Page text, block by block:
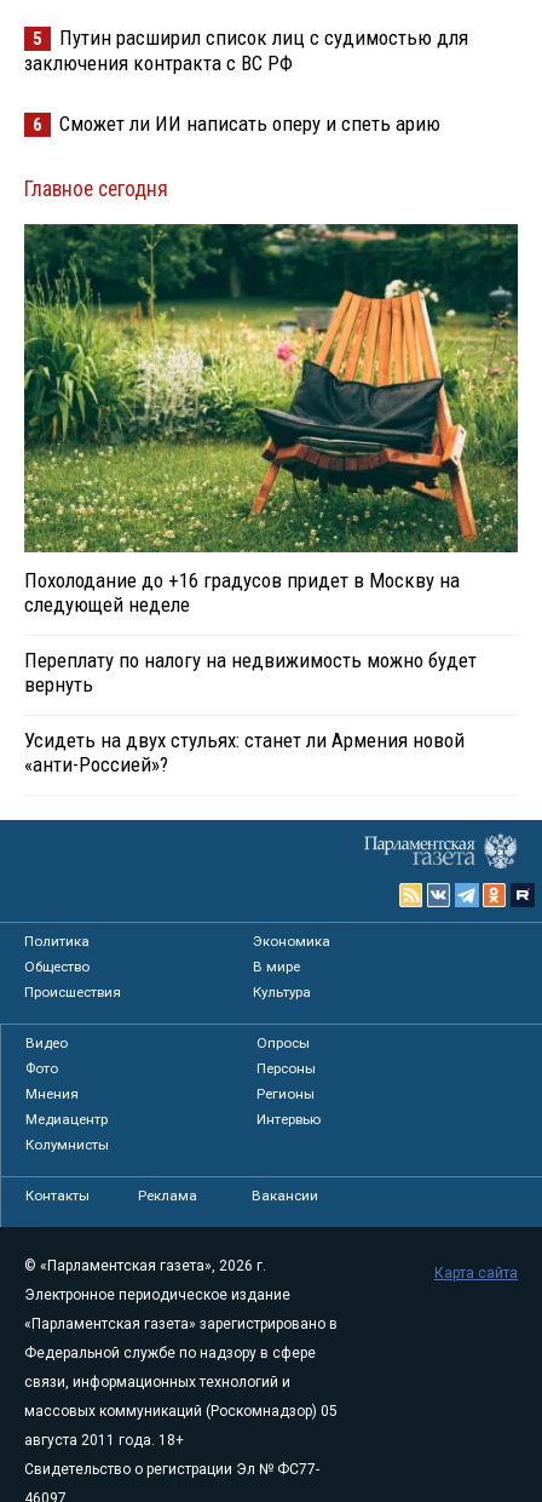
5
Путин расширил список лиц с судимостью для
заключения контракта с ВС РФ
6 Сможет ли ИИ написать оперу и спеть арию
Главное сегодня
Похолодание до +16 градусов придет в Москву на
следующей неделе
Переплату по налогу на недвижимость можно будет
вернуть
Усидеть на двух стульях: станет ли Армения новой
«анти-Россией»?
Политика
Экономика
Общество
В мире
Происшествия
Культура
Видео
Опросы
Фото
Персоны
Мнения
Регионы
Медиацентр
Интервью
Колумнисты
Контакты Реклама Вакансии
© «Парламентская газета», 2026 г.
Электронное периодическое издание
«Парламентская газета» зарегистрировано в
Федеральной службе по надзору в сфере
связи, информационных технологий и
массовых коммуникаций (Роскомнадзор) 05
августа 2011 года. 18+
Свидетельство о регистрации Эл № ФС77-
46097
Карта сайта